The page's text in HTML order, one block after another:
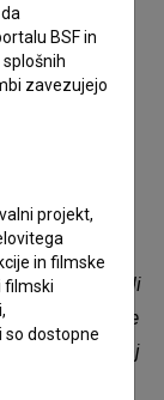
Žekš, je o
tudi med
v izolaciji,
tudi
ezoterični in
do
kot tudi
neenoznačne
Moj
a
BSF in
zavezujejo
projekt,
in filmske
filmski
so dostopne